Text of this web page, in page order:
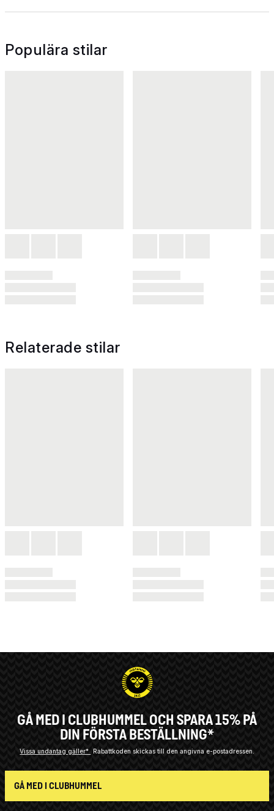
Populära stilar
Relaterade stilar
GÅ MED I CLUBHUMMEL OCH SPARA 15% PÅ
DIN FÖRSTA BESTÄLLNING*
Vissa undantag gäller* Rabattkoden skickas till den angivna e-postadressen.
GÅ MED I CLUBHUMMEL